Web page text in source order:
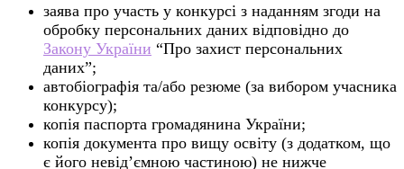
заява про участь у конкурсі з наданням згоди на
обробку персональних даних відповідно до
Закону України “Про захист персональних
даних”;
автобіографія та/або резюме (за вибором учасника
конкурсу);
копія паспорта громадянина України;
копія документа про вищу освіту (з додатком, що
є його невід’ємною частиною) не нижче